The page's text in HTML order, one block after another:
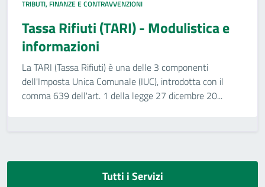
TRIBUTI, FINANZE E CONTRAVVENZIONI
Tassa Rifiuti (TARI) - Modulistica e
informazioni
La TARI (Tassa Rifiuti) è una delle 3 componenti
dell'Imposta Unica Comunale (IUC), introdotta con il
comma 639 dell'art. 1 della legge 27 dicembre 20...
Tutti i Servizi